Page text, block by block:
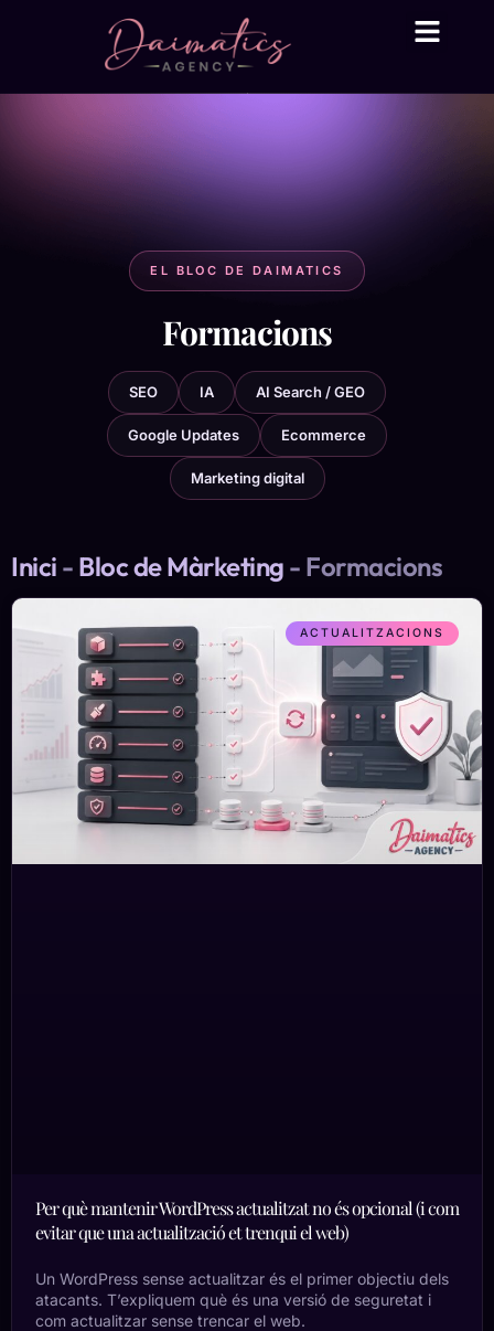
EL BLOC DE DAIMATICS
Formacions
SEO IA AI Search / GEO
Google Updates Ecommerce
Marketing digital
Inici - Bloc de Màrketing - Formacions
ACTUALITZACIONS
Per què mantenir WordPress actualitzat no és opcional (i com
evitar que una actualització et trenqui el web)
Un WordPress sense actualitzar és el primer objectiu dels
atacants. T’expliquem què és una versió de seguretat i
com actualitzar sense trencar el web.
Daima Business AI
● En línia